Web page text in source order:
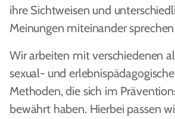
ihre Sichtweisen und
Meinungen miteinander
Wir arbeiten mit verschiedenen
sexual- und
Methoden, die sich im
bewährt haben. Hierbei passen